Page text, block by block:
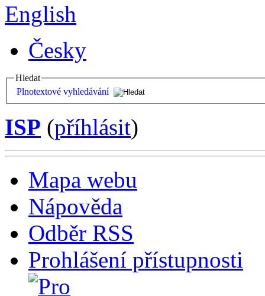
English
Česky
Hledat
Plnotextové vyhledávání
ISP (příhlásit)
Mapa webu
Nápověda
Odběr RSS
Prohlášení přístupnosti